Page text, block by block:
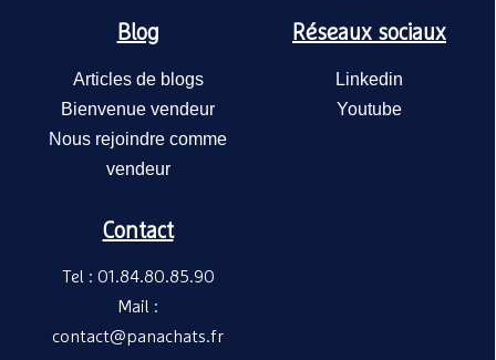
Blog
Articles de blogs
Bienvenue vendeur
Nous rejoindre comme
vendeur
Réseaux sociaux
Linkedin
Youtube
Contact
Tel : 01.84.80.85.90
Mail :
contact@panachats.fr